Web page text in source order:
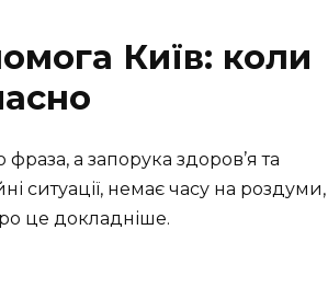
Київ: коли
а запорука здоров’я та
ситуації, немає часу на роздуми,
це докладніше.